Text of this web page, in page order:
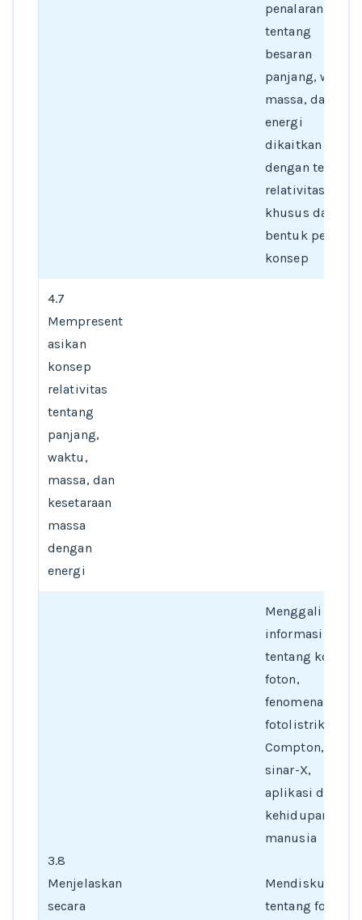
penalaran
tentang
besaran
panjang, waktu,
massa, dan
energi
dikaitkan
dengan teori
relativitas
khusus dalam
bentuk peta
konsep
4.7
Mempresent
asikan
konsep
relativitas
tentang
panjang,
waktu,
massa, dan
kesetaraan
massa
dengan
energi
3.8
Menjelaskan
secara
Menggali
informasi
tentang konsep
foton,
fenomena efek
fotolistrik, efek
Compton,
sinar-X,
aplikasi dalam
kehidupan
manusia
Mendiskusikan
tentang foton,